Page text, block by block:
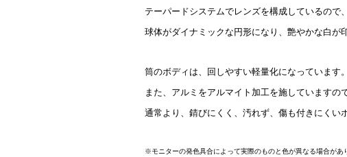
テーパードシステムでレンズを構成しているので、
球体がダイナミックな円形になり、艶やかな白が
筒のボディは、回しやすい軽量化になっています。
また、アルミをアルマイト加工を施していますので
通常より、錆びにくく、汚れず、傷も付きにくい
※モニターの発色具合によって実際のものと色が異なる場合があ